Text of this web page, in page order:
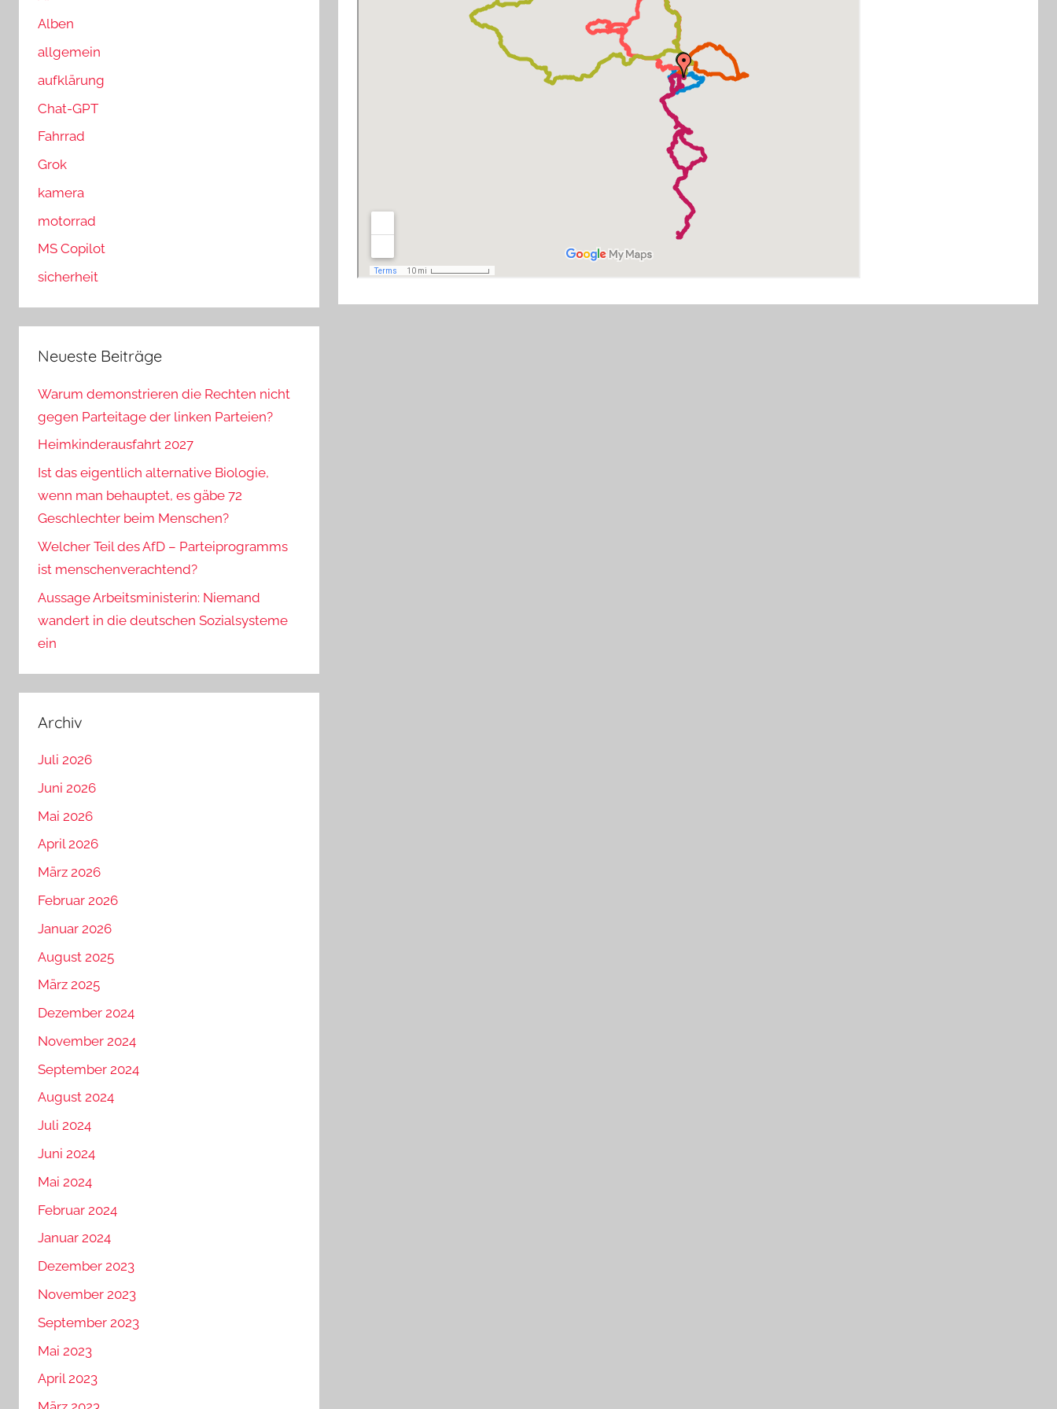
a
c
Alben
allgemein
aufklärung
Chat-GPT
Fahrrad
Grok
kamera
motorrad
MS Copilot
sicherheit
Neueste Beiträge
Warum demonstrieren die Rechten nicht
gegen Parteitage der linken Parteien?
Heimkinderausfahrt 2027
Ist das eigentlich alternative Biologie,
wenn man behauptet, es gäbe 72
Geschlechter beim Menschen?
Welcher Teil des AfD – Parteiprogramms
ist menschenverachtend?
Aussage Arbeitsministerin: Niemand
wandert in die deutschen Sozialsysteme
ein
Archiv
Juli 2026
Juni 2026
Mai 2026
April 2026
März 2026
Februar 2026
Januar 2026
August 2025
März 2025
Dezember 2024
November 2024
September 2024
August 2024
Juli 2024
Juni 2024
Mai 2024
Februar 2024
Januar 2024
Dezember 2023
November 2023
September 2023
Mai 2023
April 2023